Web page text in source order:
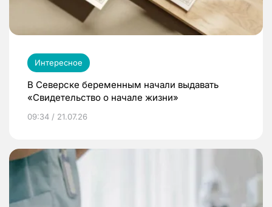
Интересное
В Северске беременным начали выдавать
«Свидетельство о начале жизни»
09:34 / 21.07.26